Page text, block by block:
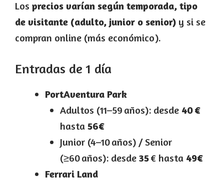
Los precios varían según temporada, tipo
de visitante (adulto, junior o senior) y si se
compran online (más económico).
Entradas de 1 día
PortAventura Park
Adultos (11–59 años): desde 40 €
hasta 56€
Junior (4–10 años) / Senior
(≥60 años): desde 35€ hasta 49€
Ferrari Land